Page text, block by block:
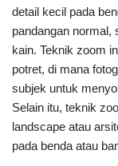
detail kecil pada
pandangan normal,
kain. Teknik zoom
potret, di mana
subjek untuk
Selain itu, teknik
landscape atau
pada benda atau